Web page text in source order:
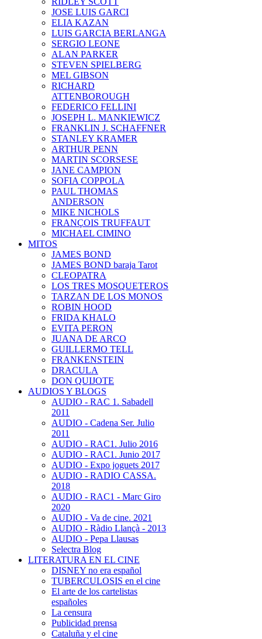
JOSE LUIS GARCI
ELIA KAZAN
LUIS GARCIA BERLANGA
SERGIO LEONE
ALAN PARKER
STEVEN SPIELBERG
MEL GIBSON
RICHARD
ATTENBOROUGH
FEDERICO FELLINI
JOSEPH L. MANKIEWICZ
FRANKLIN J. SCHAFFNER
STANLEY KRAMER
ARTHUR PENN
MARTIN SCORSESE
JANE CAMPION
SOFIA COPPOLA
PAUL THOMAS
ANDERSON
MIKE NICHOLS
FRANÇOIS TRUFFAUT
MICHAEL CIMINO
MITOS
JAMES BOND
JAMES BOND baraja Tarot
CLEOPATRA
LOS TRES MOSQUETEROS
TARZAN DE LOS MONOS
ROBIN HOOD
FRIDA KHALO
EVITA PERON
JUANA DE ARCO
GUILLERMO TELL
FRANKENSTEIN
DRACULA
DON QUIJOTE
AUDIOS Y BLOGS
AUDIO - RAC 1. Sabadell
2011
AUDIO - Cadena Ser. Julio
2011
AUDIO - RAC1. Julio 2016
AUDIO - RAC1. Junio 2017
AUDIO - Expo joguets 2017
AUDIO - RADIO CASSA.
2018
AUDIO - RAC1 - Marc Giro
2020
AUDIO - Va de cine. 2021
AUDIO - Ràdio Llançà - 2013
AUDIO - Pepa Llausas
Selectra Blog
LITERATURA EN EL CINE
DISNEY no era español
TUBERCULOSIS en el cine
El arte de los cartelistas
españoles
La censura
Publicidad prensa
Cataluña y el cine